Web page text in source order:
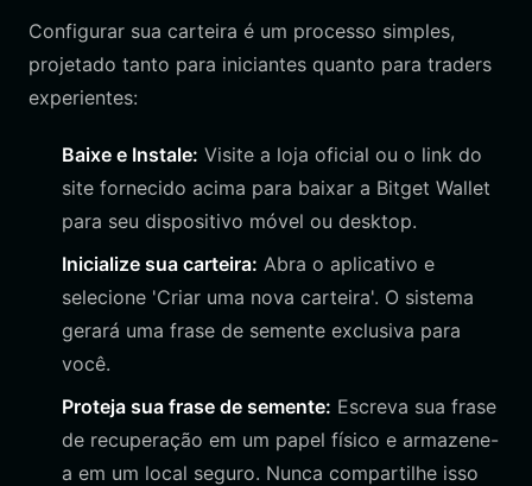
Configurar sua carteira é um processo simples,
projetado tanto para iniciantes quanto para traders
experientes:
Baixe e Instale: Visite a loja oficial ou o link do
site fornecido acima para baixar a Bitget Wallet
para seu dispositivo móvel ou desktop.
Inicialize sua carteira: Abra o aplicativo e
selecione 'Criar uma nova carteira'. O sistema
gerará uma frase de semente exclusiva para
você.
Proteja sua frase de semente: Escreva sua frase
de recuperação em um papel físico e armazene-
a em um local seguro. Nunca compartilhe isso